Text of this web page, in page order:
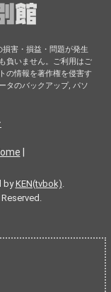
害・損益・問題が発生
負いません。ご利用はご
の情報を著作権を侵害す
タのバックアップ, パソ
byKEN(tvbok).